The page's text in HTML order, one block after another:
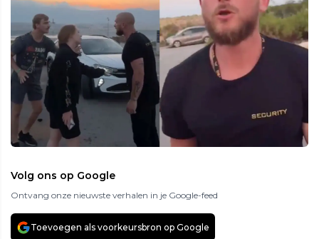
Volg ons op Google
Ontvang onze nieuwste verhalen in je Google-feed
Toevoegen als voorkeursbron op Google